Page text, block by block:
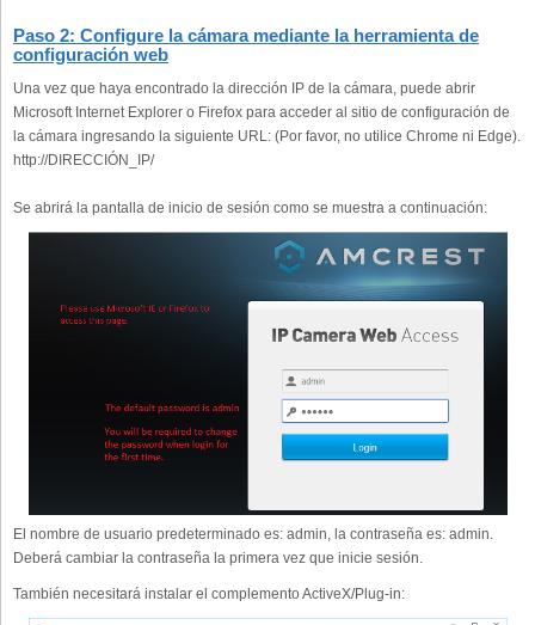
Paso 2: Configure la cámara mediante la herramienta de
configuración web
Una vez que haya encontrado la dirección IP de la cámara, puede abrir
Microsoft Internet Explorer o Firefox para acceder al sitio de configuración de
la cámara ingresando la siguiente URL: (Por favor, no utilice Chrome ni Edge).
http://DIRECCIÓN_IP/
Se abrirá la pantalla de inicio de sesión como se muestra a continuación:
El nombre de usuario predeterminado es: admin, la contraseña es: admin.
Deberá cambiar la contraseña la primera vez que inicie sesión.
También necesitará instalar el complemento ActiveX/Plug-in: